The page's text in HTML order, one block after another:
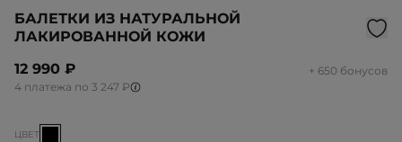
БАЛЕТКИ ИЗ НАТУРАЛЬНОЙ
ЛАКИРОВАННОЙ КОЖИ
12 990 ₽
+ 650 бонусов
4 платежа по 3 247 ₽
ЦВЕТ